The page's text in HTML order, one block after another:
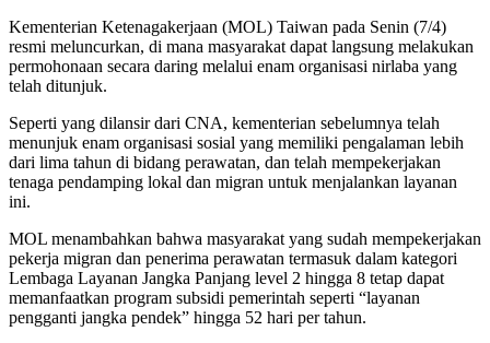
Kementerian Ketenagakerjaan (MOL) Taiwan pada Senin (7/4)
resmi meluncurkan, di mana masyarakat dapat langsung melakukan
permohonaan secara daring melalui enam organisasi nirlaba yang
telah ditunjuk.
Seperti yang dilansir dari CNA, kementerian sebelumnya telah
menunjuk enam organisasi sosial yang memiliki pengalaman lebih
dari lima tahun di bidang perawatan, dan telah mempekerjakan
tenaga pendamping lokal dan migran untuk menjalankan layanan
ini.
MOL menambahkan bahwa masyarakat yang sudah mempekerjakan
pekerja migran dan penerima perawatan termasuk dalam kategori
Lembaga Layanan Jangka Panjang level 2 hingga 8 tetap dapat
memanfaatkan program subsidi pemerintah seperti “layanan
pengganti jangka pendek” hingga 52 hari per tahun.